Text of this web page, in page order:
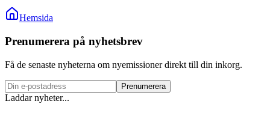
Hemsida
Prenumerera på nyhetsbrev
Få de senaste nyheterna om nyemissioner direkt till din inkorg.
Prenumerera
Laddar nyheter...